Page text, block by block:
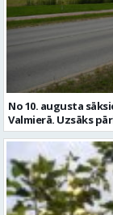
No 10. augusta
Valmierā. Uzsāks